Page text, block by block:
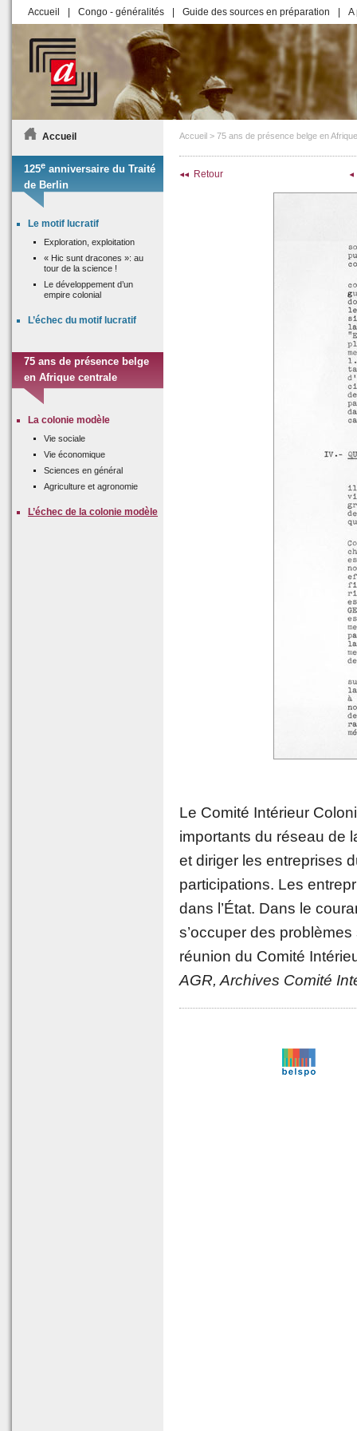
Accueil Congo - généralités Guide des sources en préparation A
Accueil > 75 ans de présence belge en
Retour
Le Comité Intérieur
importants du réseau de
et diriger les entreprises
participations. Les
dans l’État. Dans le
s’occuper des
réunion du Comité
AGR, Archives Comité
Accueil
125e anniversaire du Traité
de Berlin
Le motif lucratif
Exploration, exploitation
« Hic sunt dracones »: au
tour de la science !
Le développement d’un
empire colonial
L’échec du motif lucratif
75 ans de présence belge
en Afrique centrale
La colonie modèle
Vie sociale
Vie économique
Sciences en général
Agriculture et agronomie
L’échec de la colonie modèle